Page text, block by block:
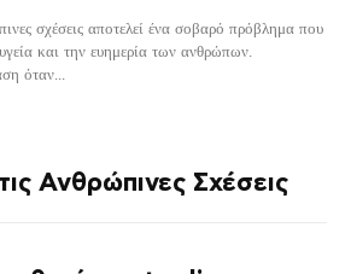
σχέσεις αποτελεί ένα σοβαρό πρόβλημα που
και την ευημερία των ανθρώπων.
όταν...
Ανθρώπινες Σχέσεις